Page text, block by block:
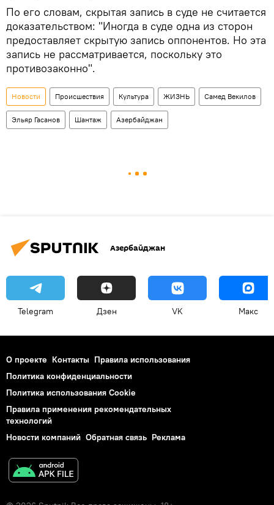
По его словам, скрытая запись в суде не считается
доказательством: "Иногда в суде одна из сторон
предоставляет скрытую запись оппонентов. Но эта
запись не рассматривается, поскольку это
противозаконно".
Новости Происшествия Культура ЖИЗНЬ Самед Векилов
Эльяр Гасанов Шантаж Азербайджан
Азербайджан
Telegram Дзен VK Макс
О проекте Контакты Правила использования
Политика конфиденциальности
Политика использования Cookie
Правила применения рекомендательных
технологий
Новости компаний Обратная связь Реклама